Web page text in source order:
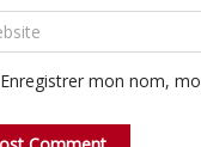
Enregistrer mon nom,